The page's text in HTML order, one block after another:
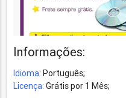
Informações:
Idioma: Português;
Licença: Grátis por 1 Mês;